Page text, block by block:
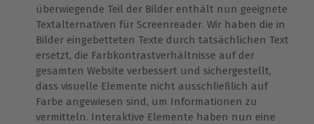
überwiegende Teil der Bilder enthält nun geeignete
Textalternativen für Screenreader. Wir haben die in
Bilder eingebetteten Texte durch tatsächlichen Text
ersetzt, die Farbkontrastverhältnisse auf der
gesamten Website verbessert und sichergestellt,
dass visuelle Elemente nicht ausschließlich auf
Farbe angewiesen sind, um Informationen zu
vermitteln. Interaktive Elemente haben nun eine